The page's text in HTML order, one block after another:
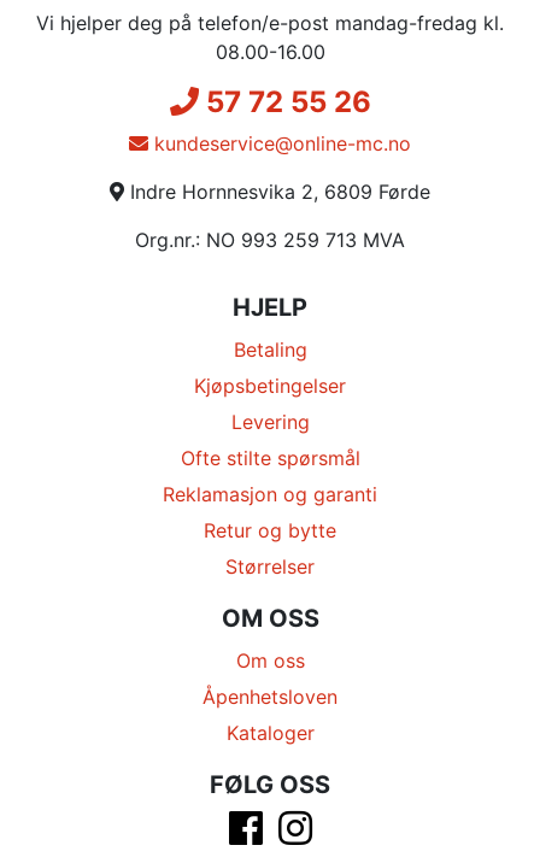
Vi hjelper deg på telefon/e-post mandag-fredag kl.
08.00-16.00
57 72 55 26
kundeservice@online-mc.no
Indre Hornnesvika 2, 6809 Førde
Org.nr.: NO 993 259 713 MVA
HJELP
Betaling
Kjøpsbetingelser
Levering
Ofte stilte spørsmål
Reklamasjon og garanti
Retur og bytte
Størrelser
OM OSS
Om oss
Åpenhetsloven
Kataloger
FØLG OSS